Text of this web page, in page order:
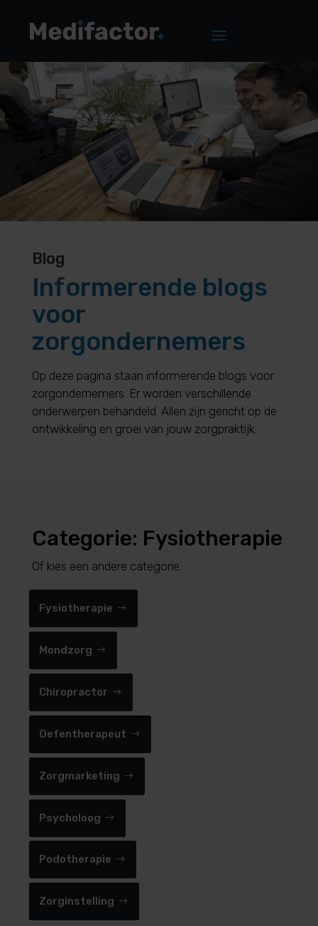
Blog
Informerende blogs
voor
zorgondernemers
Op deze pagina staan informerende blogs voor
zorgondernemers. Er worden verschillende
onderwerpen behandeld. Allen zijn gericht op de
ontwikkeling en groei van jouw zorgpraktijk.
Categorie: Fysiotherapie
Of kies een andere categorie.
Fysiotherapie
Mondzorg
Chiropractor
Oefentherapeut
Zorgmarketing
Psycholoog
Podotherapie
Zorginstelling